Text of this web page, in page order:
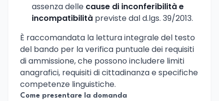
assenza delle cause di inconferibilità e
incompatibilità previste dal d.lgs. 39/2013.
È raccomandata la lettura integrale del testo
del bando per la verifica puntuale dei requisiti
di ammissione, che possono includere limiti
anagrafici, requisiti di cittadinanza e specifiche
competenze linguistiche.
Come presentare la domanda